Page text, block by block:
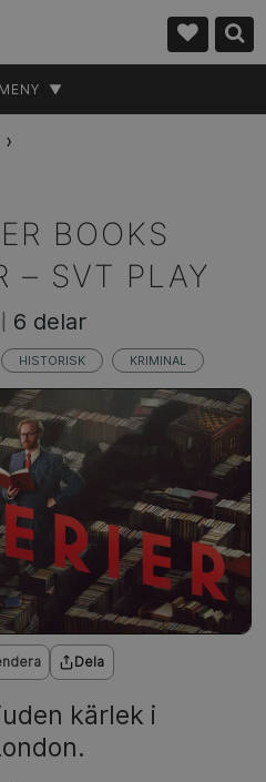
MENY ▼
›
BOOKS
– SVT PLAY
Dela
kärlek i
6 delar
HISTORISK KRIMINAL